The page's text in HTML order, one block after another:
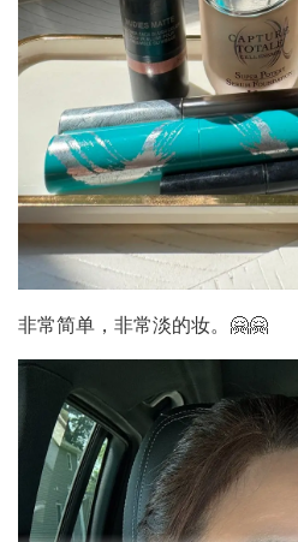
非常简单，非常淡的妆。🤗🤗